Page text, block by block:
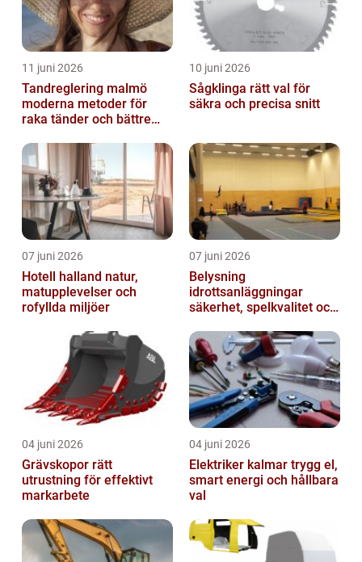
11 juni 2026
Tandreglering malmö
moderna metoder för
raka tänder och bättre
10 juni 2026
Sågklinga rätt val för
säkra och precisa snitt
07 juni 2026
Hotell halland natur,
matupplevelser och
rofyllda miljöer
07 juni 2026
Belysning
idrottsanläggningar
säkerhet, spelkvalitet och
04 juni 2026
Grävskopor rätt
utrustning för effektivt
markarbete
04 juni 2026
Elektriker kalmar trygg el,
smart energi och hållbara
val